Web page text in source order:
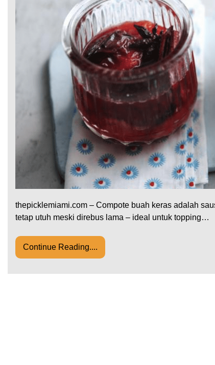
thepicklemiami.com – Compote buah keras adalah
tetap utuh meski direbus lama – ideal untuk topping…
Continue Reading....